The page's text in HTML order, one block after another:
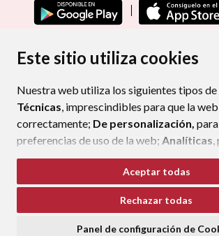
Este sitio utiliza cookies
Nuestra web utiliza los siguientes tipos
Técnicas, imprescindibles para que la
correctamente; De personalización,
preferencias de uso de la web; Analíticas,
funcionamiento de la web y sus servicios.
Si acepta pulsando el botón“Aceptar
consideramos que acepta su uso. Si pulsa
Aceptar todas
Rechazar todas
Panel de configuración de